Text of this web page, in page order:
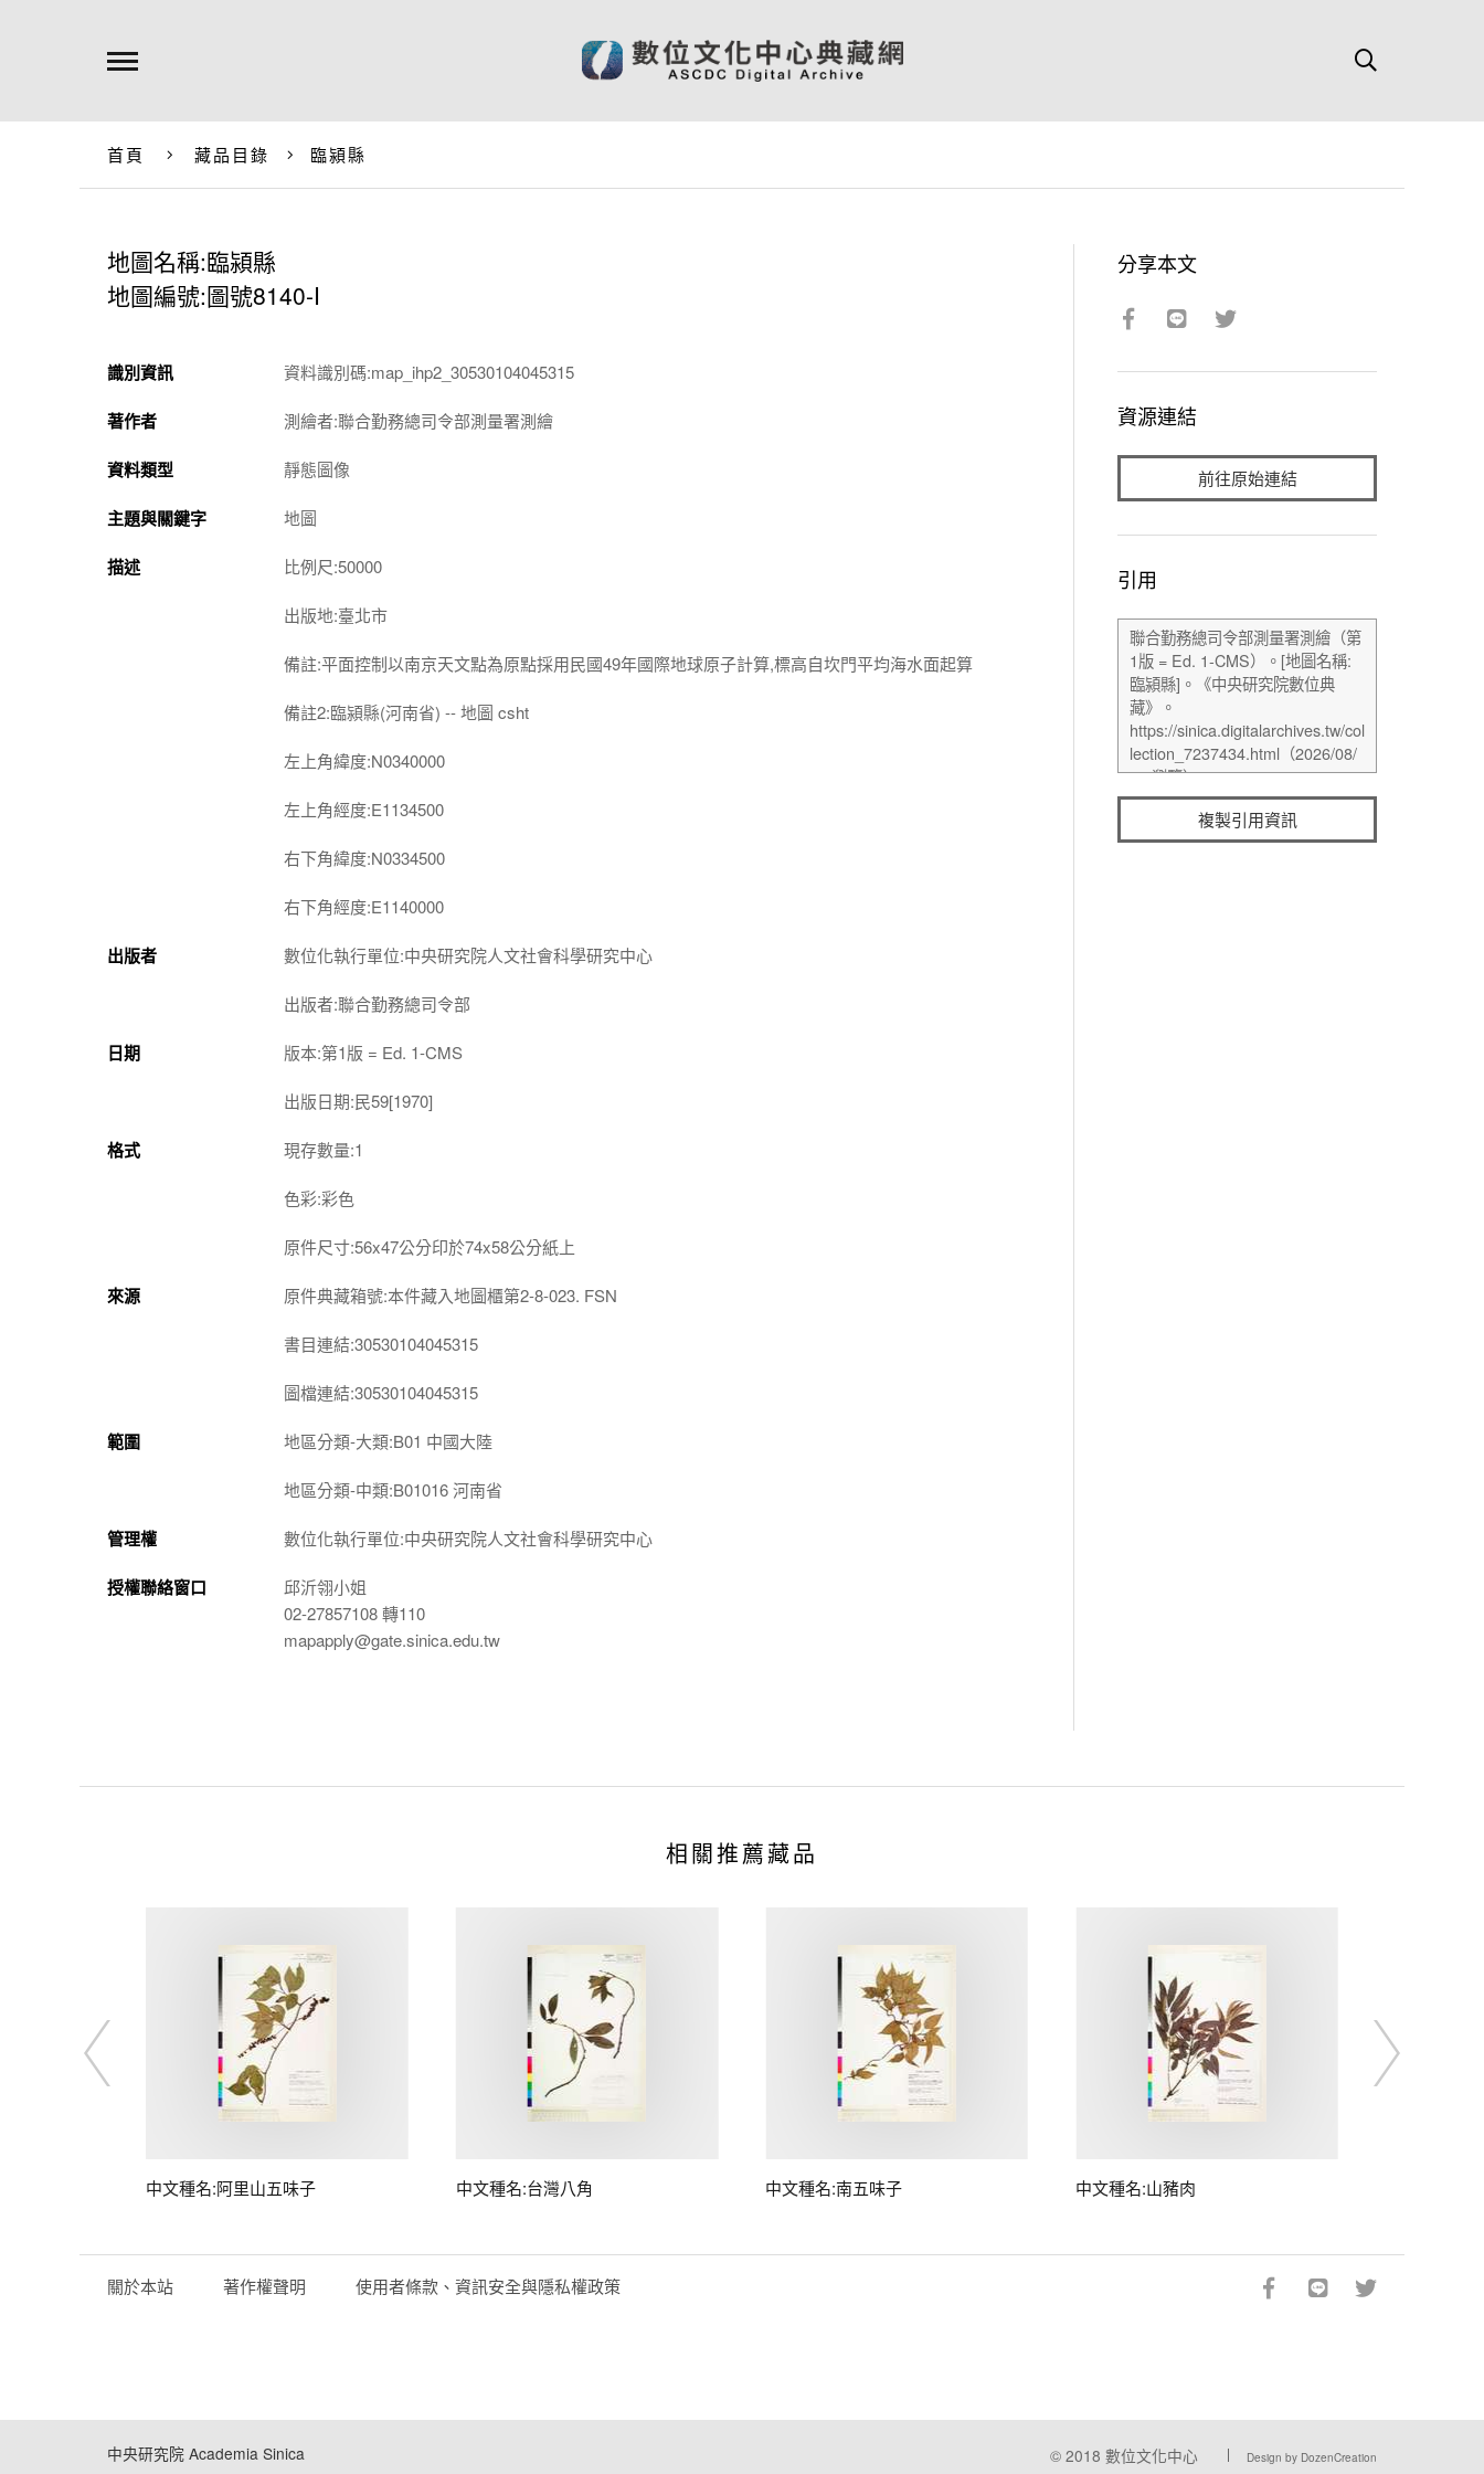
首頁 藏品目錄 臨潁縣
地圖名稱:臨潁縣
地圖編號:圖號8140-I
識別資訊 資料識別碼:map_ihp2_30530104045315
著作者 測繪者:聯合勤務總司令部測量署測繪
資料類型 靜態圖像
主題與關鍵字 地圖
描述 比例尺:50000
出版地:臺北市
備註:平面控制以南京天文點為原點採用民國49年國際地球原子計算,標高自坎門平均海水面起算
備註2:臨潁縣(河南省) -- 地圖 csht
左上角緯度:N0340000
左上角經度:E1134500
右下角緯度:N0334500
右下角經度:E1140000
出版者 數位化執行單位:中央研究院人文社會科學研究中心
出版者:聯合勤務總司令部
日期 版本:第1版 = Ed. 1-CMS
出版日期:民59[1970]
格式 現存數量:1
色彩:彩色
原件尺寸:56x47公分印於74x58公分紙上
來源 原件典藏箱號:本件藏入地圖櫃第2-8-023. FSN
書目連結:30530104045315
圖檔連結:30530104045315
範圍 地區分類-大類:B01 中國大陸
地區分類-中類:B01016 河南省
管理權 數位化執行單位:中央研究院人文社會科學研究中心
授權聯絡窗口
邱沂翎小姐
02-27857108 轉110
mapapply@gate.sinica.edu.tw
分享本文
資源連結
前往原始連結
引用
複製引用資訊
相關推薦藏品
中文種名:阿里山五味子 中文種名:台灣八角 中文種名:南五味子 中文種名:山豬肉
關於本站 著作權聲明 使用者條款、資訊安全與隱私權政策
中央研究院 Academia Sinica © 2018 數位文化中心 Design by DozenCreation